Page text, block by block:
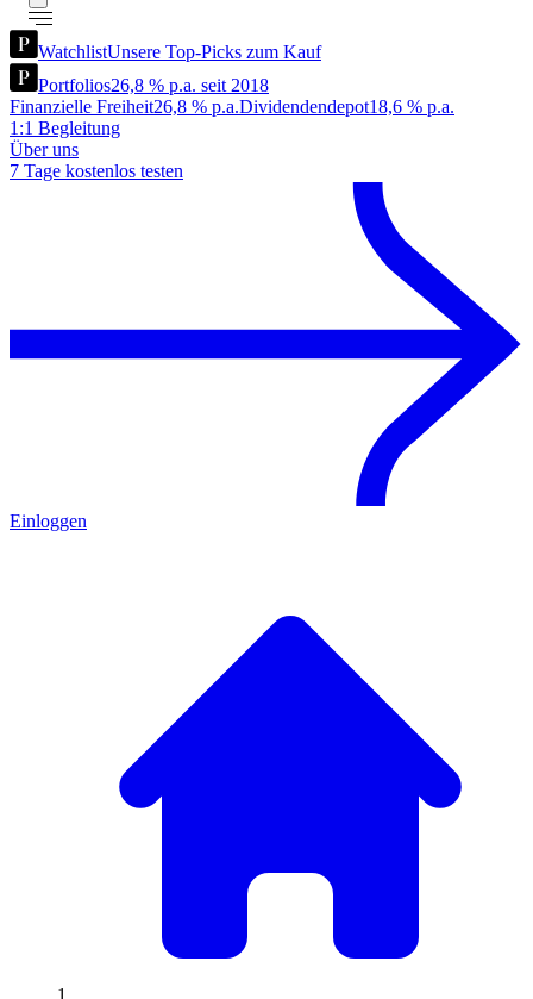
WatchlistUnsere Top-Picks zum Kauf
Portfolios26,8 % p.a. seit 2018
Finanzielle Freiheit26,8 % p.a.Dividendendepot18,6 % p.a.
1:1 Begleitung
Über uns
7 Tage kostenlos testen
Einloggen